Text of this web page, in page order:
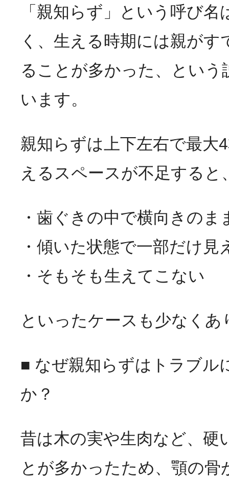
「親知らず」という呼び
く、生える時期には親が
ることが多かった、という
います。
親知らずは上下左右で最大
えるスペースが不足すると
・歯ぐきの中で横向きのま
・傾いた状態で一部だけ見
・そもそも生えてこない
といったケースも少なくあ
■ なぜ親知らずはトラブル
か？
昔は木の実や生肉など、硬
とが多かったため、顎の骨